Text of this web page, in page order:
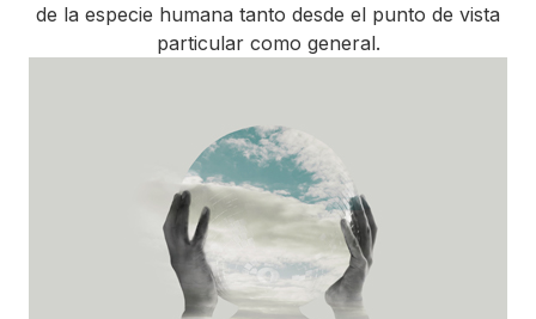
de la especie humana tanto desde el punto de vista
particular como general.